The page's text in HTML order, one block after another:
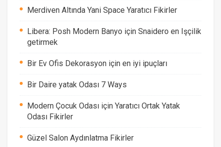
Merdiven Altında Yani Space Yaratıcı Fikirler
Libera: Posh Modern Banyo için Snaidero en Işçilik
getirmek
Bir Ev Ofis Dekorasyon için en iyi ipuçları
Bir Daire yatak Odası 7 Ways
Modern Çocuk Odası için Yaratıcı Ortak Yatak
Odası Fikirler
Güzel Salon Aydınlatma Fikirler